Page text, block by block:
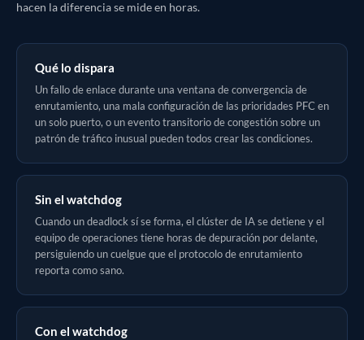
hacen la diferencia se mide en horas.
Qué lo dispara
Un fallo de enlace durante una ventana de convergencia de
enrutamiento, una mala configuración de las prioridades PFC en
un solo puerto, o un evento transitorio de congestión sobre un
patrón de tráfico inusual pueden todos crear las condiciones.
Sin el watchdog
Cuando un deadlock sí se forma, el clúster de IA se detiene y el
equipo de operaciones tiene horas de depuración por delante,
persiguiendo un cuelgue que el protocolo de enrutamiento
reporta como sano.
Con el watchdog